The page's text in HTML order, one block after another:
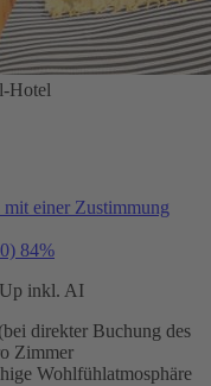
Hotel
einer Zustimmung
84%
inkl. AI
direkter Buchung des
Zimmer
Wohlfühlatmosphäre